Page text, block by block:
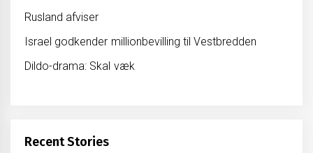
Rusland afviser
Israel godkender millionbevilling til Vestbredden
Dildo-drama: Skal væk
Recent Stories